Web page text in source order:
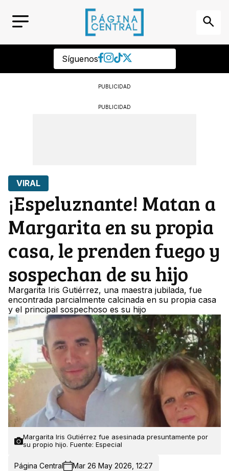
Síguenos
PUBLICIDAD
PUBLICIDAD
VIRAL
¡Espeluznante! Matan a
Margarita en su propia
casa, le prenden fuego y
sospechan de su hijo
Margarita Iris Gutiérrez, una maestra jubilada, fue
encontrada parcialmente calcinada en su propia casa
y el principal sospechoso es su hijo
Margarita Iris Gutiérrez fue asesinada presuntamente por
su propio hijo. Fuente: Especial
Página Central Mar 26 May 2026, 12:27